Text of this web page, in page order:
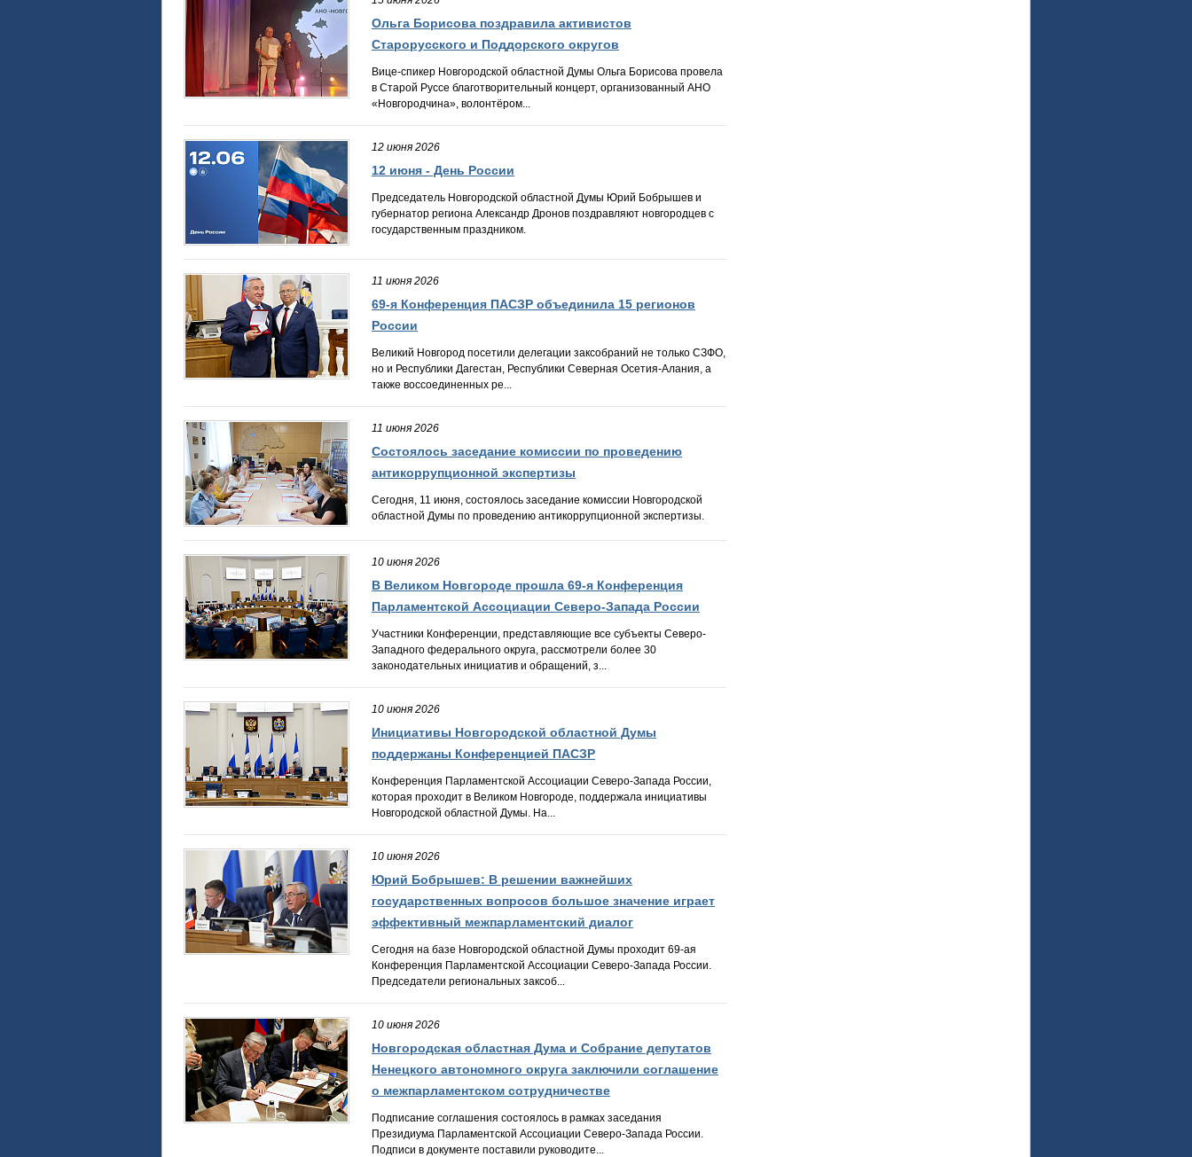
Ольга Борисова поздравила активистов
Старорусского и Поддорского округов
Вице-спикер Новгородской областной Думы Ольга Борисова провела
в Старой Руссе благотворительный концерт, организованный АНО
«Новгородчина», волонтёром...
12 июня 2026
12 июня - День России
Председатель Новгородской областной Думы Юрий Бобрышев и
губернатор региона Александр Дронов поздравляют новгородцев с
государственным праздником.
11 июня 2026
69-я Конференция ПАСЗР объединила 15 регионов
России
Великий Новгород посетили делегации заксобраний не только СЗФО,
но и Республики Дагестан, Республики Северная Осетия-Алания, а
также воссоединенных ре...
11 июня 2026
Состоялось заседание комиссии по проведению
антикоррупционной экспертизы
Сегодня, 11 июня, состоялось заседание комиссии Новгородской
областной Думы по проведению антикоррупционной экспертизы.
10 июня 2026
В Великом Новгороде прошла 69-я Конференция
Парламентской Ассоциации Северо-Запада России
Участники Конференции, представляющие все субъекты Северо-
Западного федерального округа, рассмотрели более 30
законодательных инициатив и обращений, з...
10 июня 2026
Инициативы Новгородской областной Думы
поддержаны Конференцией ПАСЗР
Конференция Парламентской Ассоциации Северо-Запада России,
которая проходит в Великом Новгороде, поддержала инициативы
Новгородской областной Думы. На...
10 июня 2026
Юрий Бобрышев: В решении важнейших
государственных вопросов большое значение играет
эффективный межпарламентский диалог
Сегодня на базе Новгородской областной Думы проходит 69-ая
Конференция Парламентской Ассоциации Северо-Запада России.
Председатели региональных заксоб...
10 июня 2026
Новгородская областная Дума и Собрание депутатов
Ненецкого автономного округа заключили соглашение
о межпарламентском сотрудничестве
Подписание соглашения состоялось в рамках заседания
Президиума Парламентской Ассоциации Северо-Запада России.
Подписи в документе поставили руководите...